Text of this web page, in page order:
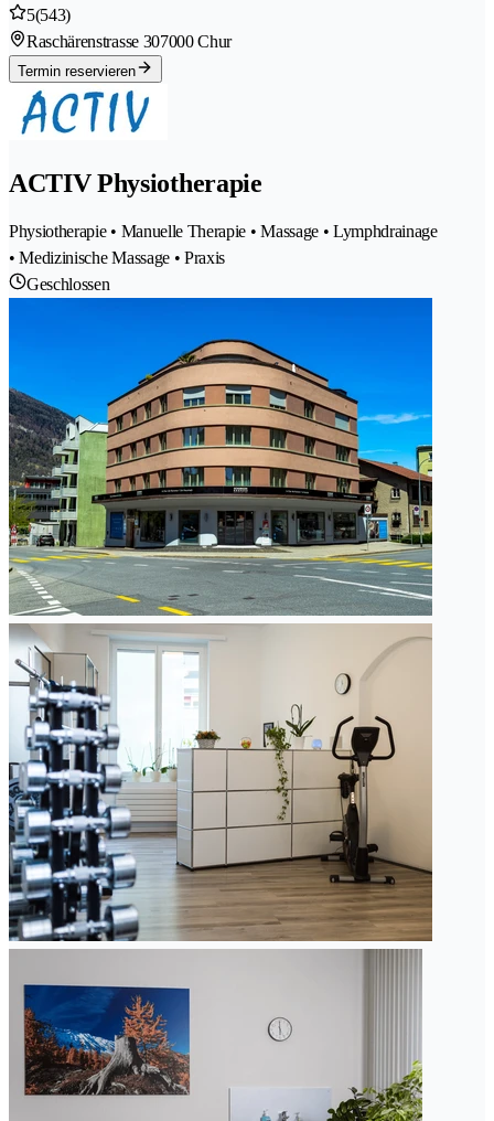
5(543)
Raschärenstrasse 307000 Chur
Termin reservieren
ACTIV Physiotherapie
Physiotherapie • Manuelle Therapie • Massage • Lymphdrainage
• Medizinische Massage • Praxis
Geschlossen